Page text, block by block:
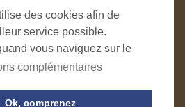
des cookies afin de
service possible.
vous naviguez sur le
complémentaires
Ok, comprenez
d'expédition
de paiement
légales
des données
avancée